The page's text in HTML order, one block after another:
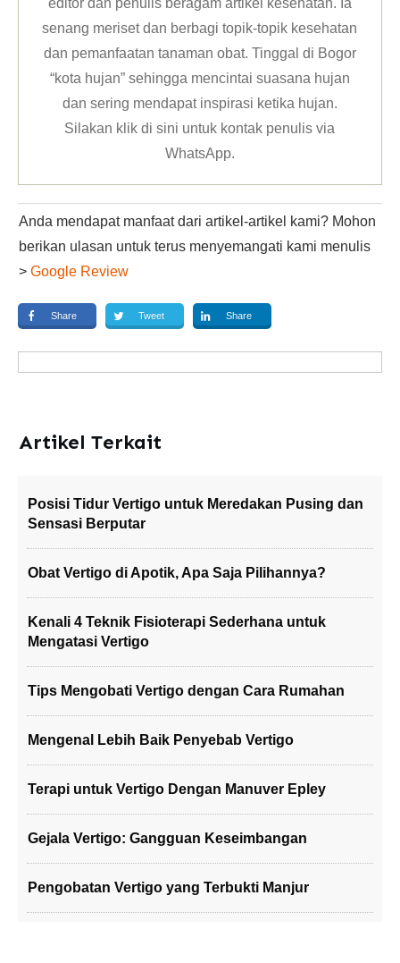
editor dan penulis beragam artikel kesehatan. Ia
senang meriset dan berbagi topik-topik kesehatan
dan pemanfaatan tanaman obat. Tinggal di Bogor
“kota hujan” sehingga mencintai suasana hujan
dan sering mendapat inspirasi ketika hujan.
Silakan klikdi sini untuk kontak penulis via
WhatsApp.
Anda mendapat manfaat dari artikel-artikel kami? Mohon
berikan ulasan untuk terus menyemangati kami menulis
> Google Review
Share Tweet Share
Artikel Terkait
Posisi Tidur Vertigo untuk Meredakan Pusing dan
Sensasi Berputar
Obat Vertigo di Apotik, Apa Saja Pilihannya?
Kenali 4 Teknik Fisioterapi Sederhana untuk
Mengatasi Vertigo
Tips Mengobati Vertigo dengan Cara Rumahan
Mengenal Lebih Baik Penyebab Vertigo
Terapi untuk Vertigo Dengan Manuver Epley
Gejala Vertigo: Gangguan Keseimbangan
Pengobatan Vertigo yang Terbukti Manjur